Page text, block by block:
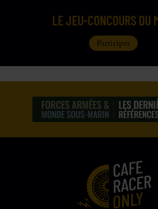
LE JEU-CONCOURS DU
Participer